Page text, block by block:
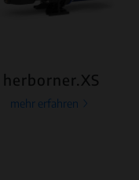
herborner.XS
mehr erfahren